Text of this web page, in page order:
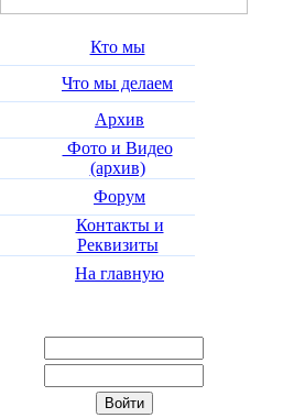
Кто мы
Что мы делаем
Архив
Фото и Видео
(архив)
Форум
Контакты и
Реквизиты
На главную